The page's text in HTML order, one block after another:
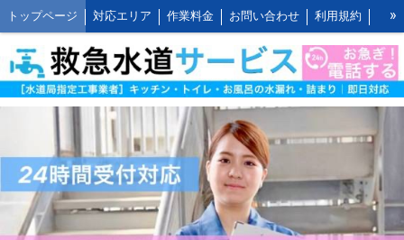
トップページ 対応エリア 作業料金 お問い合わせ 利用規約
水道修理の作業報告 水道修理の施工事例 よくあるご質問 FAQ
救水の水道修理ブログ お客様の声とご感想 WEB割引ご利用方法
公式LINEアカウント キッチンの作業料金
トイレの作業料金 お風呂の作業料金 洗面所の作業料金
屋外の作業料金
»